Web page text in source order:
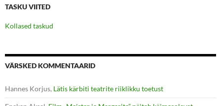
TASKU VIITED
Kollased taskud
VÄRSKED KOMMENTAARID
Hannes Korjus, Lätis kärbiti teatrite riiklikku toetust